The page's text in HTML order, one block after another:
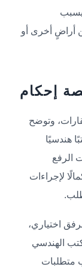
يسبب
أراضٍ أخرى أو
إحكام
وتوضح
هندسيًا
الرفع
لإجراءات
اختياري،
الهندسي
متطلبات